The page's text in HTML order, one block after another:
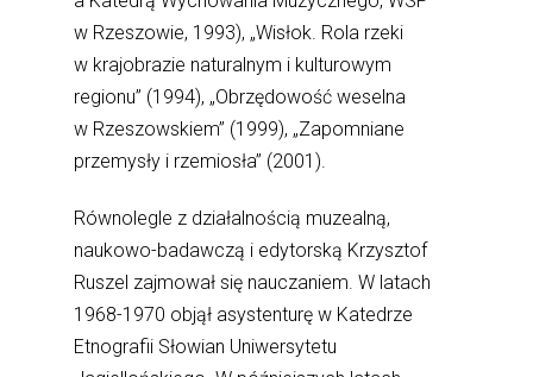
w Rzeszowie, 1993), „Wisłok. Rola rzeki
w krajobrazie naturalnym i kulturowym
regionu” (1994), „Obrzędowość weselna
w Rzeszowskiem” (1999), „Zapomniane
przemysły i rzemiosła” (2001).
Równolegle z działalnością muzealną,
naukowo-badawczą i edytorską Krzysztof
Ruszel zajmował się nauczaniem. W latach
1968-1970 objął asystenturę w Katedrze
Etnografii Słowian Uniwersytetu